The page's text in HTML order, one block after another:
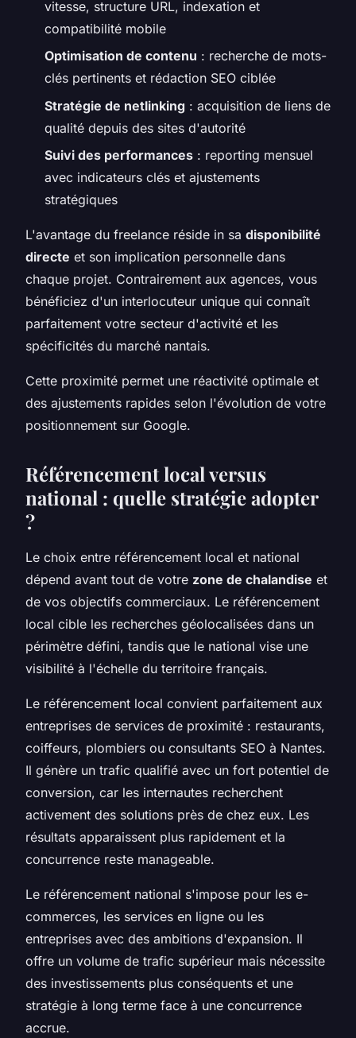
vitesse, structure URL, indexation et
compatibilité mobile
Optimisation de contenu : recherche de mots-
clés pertinents et rédaction SEO ciblée
Stratégie de netlinking : acquisition de liens de
qualité depuis des sites d'autorité
Suivi des performances : reporting mensuel
avec indicateurs clés et ajustements
stratégiques
L'avantage du freelance réside in sa disponibilité
directe et son implication personnelle dans
chaque projet. Contrairement aux agences, vous
bénéficiez d'un interlocuteur unique qui connaît
parfaitement votre secteur d'activité et les
spécificités du marché nantais.
Cette proximité permet une réactivité optimale et
des ajustements rapides selon l'évolution de votre
positionnement sur Google.
Référencement local versus
national : quelle stratégie adopter
?
Le choix entre référencement local et national
dépend avant tout de votre zone de chalandise et
de vos objectifs commerciaux. Le référencement
local cible les recherches géolocalisées dans un
périmètre défini, tandis que le national vise une
visibilité à l'échelle du territoire français.
Le référencement local convient parfaitement aux
entreprises de services de proximité : restaurants,
coiffeurs, plombiers ou consultants SEO à Nantes.
Il génère un trafic qualifié avec un fort potentiel de
conversion, car les internautes recherchent
activement des solutions près de chez eux. Les
résultats apparaissent plus rapidement et la
concurrence reste manageable.
Le référencement national s'impose pour les e-
commerces, les services en ligne ou les
entreprises avec des ambitions d'expansion. Il
offre un volume de trafic supérieur mais nécessite
des investissements plus conséquents et une
stratégie à long terme face à une concurrence
accrue.